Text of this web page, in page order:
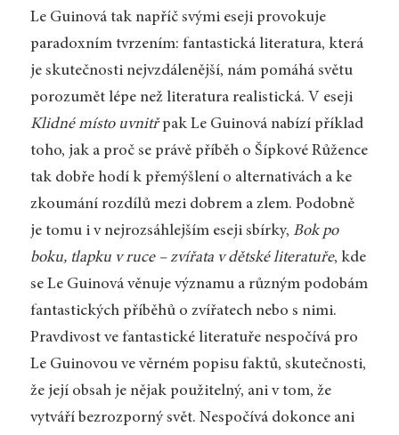
Le Guinová tak napříč svými eseji provokuje
paradoxním tvrzením: fantastická literatura, která
je skutečnosti nejvzdálenější, nám pomáhá světu
porozumět lépe než literatura realistická. V eseji
Klidné místo uvnitřpak Le Guinová nabízí příklad
toho, jak a proč se právě příběh o Šípkové Růžence
tak dobře hodí k přemýšlení o alternativách a ke
zkoumání rozdílů mezi dobrem a zlem. Podobně
je tomu i v nejrozsáhlejším eseji sbírky, Bok po
boku, tlapku v ruce – zvířata v dětské literatuře, kde
se Le Guinová věnuje významu a různým podobám
fantastických příběhů o zvířatech nebo s nimi.
Pravdivost ve fantastické literatuře nespočívá pro
Le Guinovou ve věrném popisu faktů, skutečnosti,
že její obsah je nějak použitelný, ani v tom, že
vytváří bezrozporný svět. Nespočívá dokonce ani